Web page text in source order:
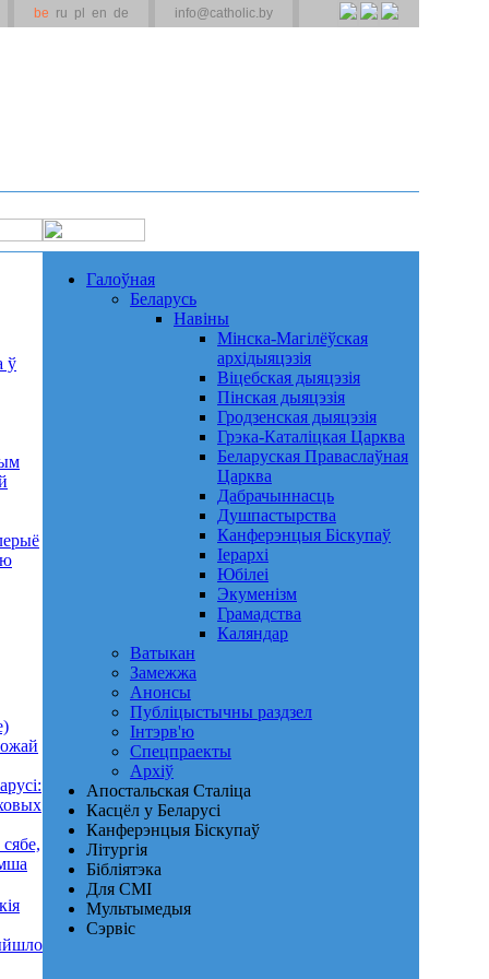
be ru pl en de info@catholic.by
ў
Галоўная
Беларусь
Навіны
Мінска-Магілёўская
архідыяцэзія
Віцебская дыяцэзія
Пінская дыяцэзія
Гродзенская дыяцэзія
Грэка-Каталіцкая Царква
Беларуская Праваслаўная
Царква
Дабрачыннасць
Душпастырства
Канферэнцыя Біскупаў
Іерархі
Юбілеі
Экуменізм
Грамадства
Каляндар
Ватыкан
Замежжа
Анонсы
Публіцыстычны раздзел
Інтэрв'ю
Спецпраекты
Архіў
Апостальская Сталіца
Касцёл у Беларусі
Канферэнцыя Біскупаў
Літургія
Бібліятэка
Для СМІ
Мультымедыя
Сэрвіс